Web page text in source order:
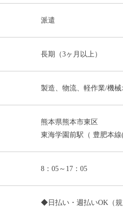
派遣
長期（3ヶ月以上）
製造、物流、軽作業/機
熊本県熊本市東区
東海学園前駅（ 豊肥本線
8：05～17：05
◆日払い・週払いOK（規